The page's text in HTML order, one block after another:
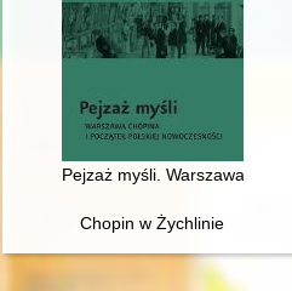
Pejzaż myśli. Warszawa
Chopin w Żychlinie